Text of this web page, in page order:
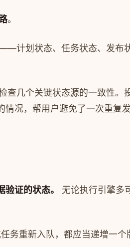
。
计划状态、任务状态、发
几个关键状态源的一致性
况，帮用户避免了一次重复发
证的状态。
无论执行引擎多
务重新入队，都应当递增一